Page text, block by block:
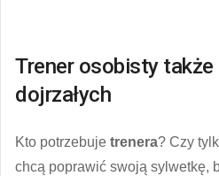
Trener osobisty także
dojrzałych
Kto potrzebuje trenera? Czy
chcą poprawić swoją sylwetkę,